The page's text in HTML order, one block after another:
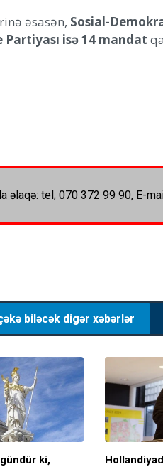
əsasən, Sosial-
isə 14 mandat
əlaqə: tel; 070 372 99 90, E-
biləcək digər xəbərlər
ki,